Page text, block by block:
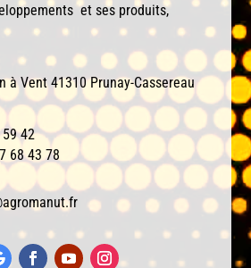
et ses produits,
à Vent 41310 Prunay-Cassereau
42
68 43 78